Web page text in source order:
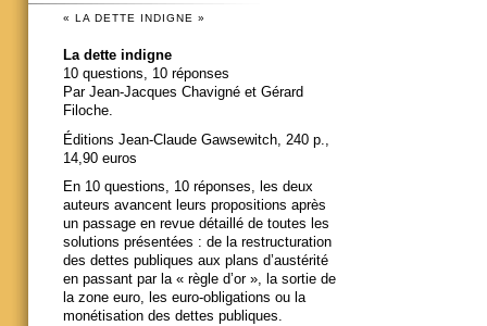
« LA DETTE INDIGNE »
La dette indigne
10 questions, 10 réponses
Par Jean-Jacques Chavigné et Gérard
Filoche.
Éditions Jean-Claude Gawsewitch, 240 p.,
14,90 euros
En 10 questions, 10 réponses, les deux
auteurs avancent leurs propositions après
un passage en revue détaillé de toutes les
solutions présentées : de la restructuration
des dettes publiques aux plans d’austérité
en passant par la « règle d’or », la sortie de
la zone euro, les euro-obligations ou la
monétisation des dettes publiques.